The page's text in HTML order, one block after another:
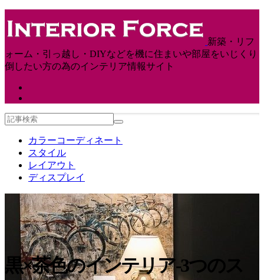
新築・リフ
ォーム・引っ越し・DIYなどを機に住まいや部屋をいじくり
倒したい方の為のインテリア情報サイト
カラーコーディネート
スタイル
レイアウト
ディスプレイ
黒×茶色のインテリア-3つのス